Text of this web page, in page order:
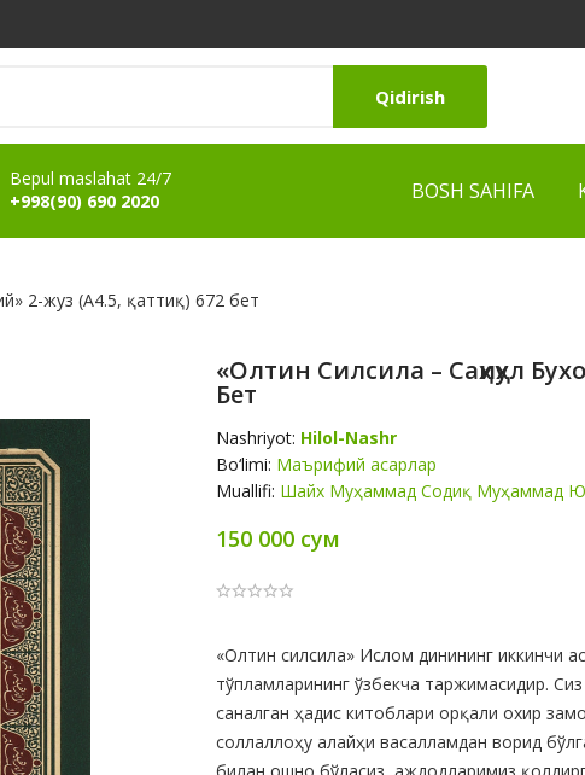
Qidirish
Bepul maslahat 24/7
+998(90) 690 2020
BOSH SAHIFA
2-жуз (А4.5, қаттиқ) 672 бет
«Олтин Силсила – Саҳиҳул
Бет
Nashriyot: Hilol-Nashr
Bo‘limi: Маърифий асарлар
Muallifi: Шайх Муҳаммад Содиқ Муҳаммад
150 000 сум
Product
Summery
«Олтин силсила» Ислом динининг иккинчи
тўпламларининг ўзбекча таржимасидир.
саналган ҳадис китоблари орқали охир
соллаллоҳу алайҳи васалламдан ворид